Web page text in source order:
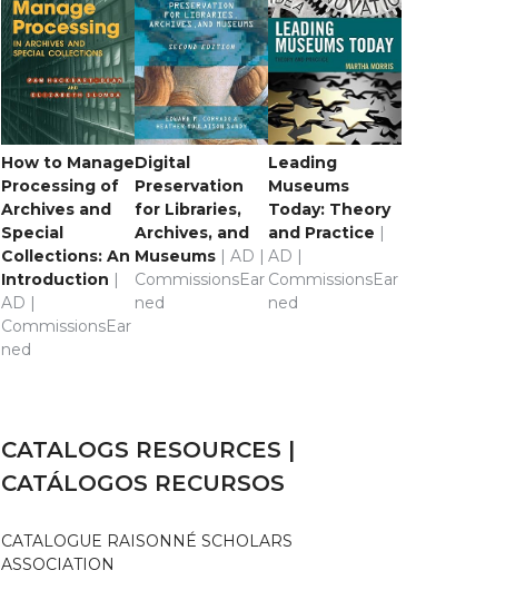
How to Manage
Processing of
Archives and
Special
Collections: An
Introduction |
AD |
CommissionsEar
ned
Digital
Preservation
for Libraries,
Archives, and
Museums | AD |
CommissionsEar
ned
Leading
Museums
Today: Theory
and Practice
AD |
CommissionsEar
ned
CATALOGS RESOURCES |
CATÁLOGOS RECURSOS
CATALOGUE RAISONNÉ SCHOLARS
ASSOCIATION